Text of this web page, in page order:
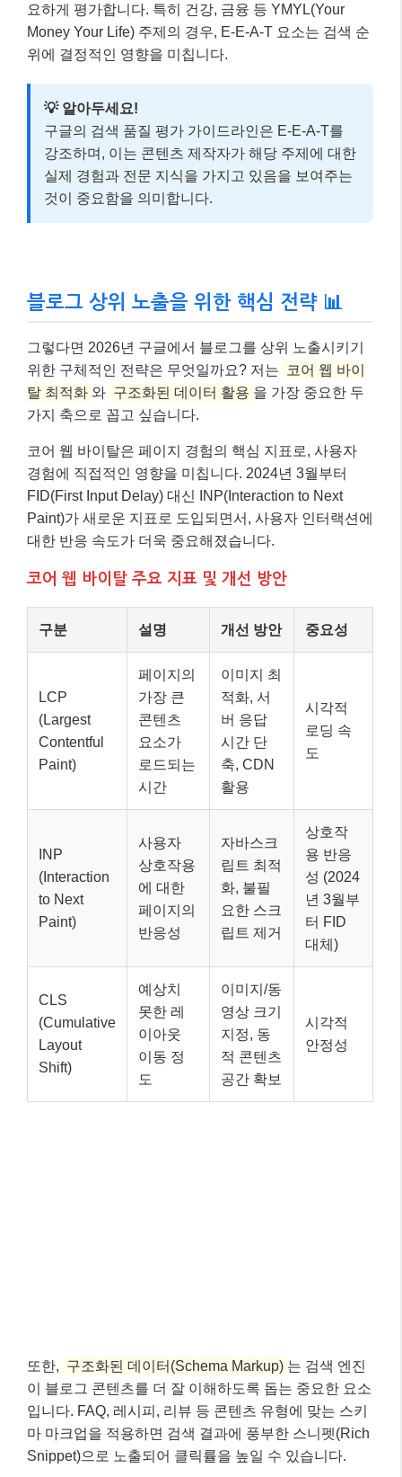
요하게 평가합니다. 특히 건강, 금융 등 YMYL(Your
Money Your Life) 주제의 경우, E-E-A-T 요소는 검색 순
위에 결정적인 영향을 미칩니다.
💡 알아두세요!
구글의 검색 품질 평가 가이드라인은 E-E-A-T를
강조하며, 이는 콘텐츠 제작자가 해당 주제에 대한
실제 경험과 전문 지식을 가지고 있음을 보여주는
것이 중요함을 의미합니다.
블로그 상위 노출을 위한 핵심 전략 📊
그렇다면 2026년 구글에서 블로그를 상위 노출시키기
위한 구체적인 전략은 무엇일까요? 저는
코어 웹 바이
탈 최적화 와 구조화된 데이터 활용 을 가장 중요한 두
가지 축으로 꼽고 싶습니다.
코어 웹 바이탈은 페이지 경험의 핵심 지표로, 사용자
경험에 직접적인 영향을 미칩니다. 2024년 3월부터
FID(First Input Delay) 대신 INP(Interaction to Next
Paint)가 새로운 지표로 도입되면서, 사용자 인터랙션에
대한 반응 속도가 더욱 중요해졌습니다.
코어 웹 바이탈 주요 지표 및 개선 방안
구분 설명 개선 방안 중요성
LCP
(Largest
Contentful
Paint)
페이지의
가장 큰
콘텐츠
요소가
로드되는
시간
이미지 최
적화, 서
버 응답
시간 단
축, CDN
활용
시각적
로딩 속
도
INP
(Interaction
to Next
Paint)
사용자
상호작용
에 대한
페이지의
반응성
자바스크
립트 최적
화, 불필
요한 스크
립트 제거
상호작
용 반응
성 (2024
년 3월부
터 FID
대체)
CLS
(Cumulative
Layout
Shift)
예상치
못한 레
이아웃
이동 정
도
이미지/동
영상 크기
지정, 동
적 콘텐츠
공간 확보
시각적
안정성
또한, 구조화된 데이터(Schema Markup) 는 검색 엔진
이 블로그 콘텐츠를 더 잘 이해하도록 돕는 중요한 요소
입니다. FAQ, 레시피, 리뷰 등 콘텐츠 유형에 맞는 스키
마 마크업을 적용하면 검색 결과에 풍부한 스니펫(Rich
Snippet)으로 노출되어 클릭률을 높일 수 있습니다.